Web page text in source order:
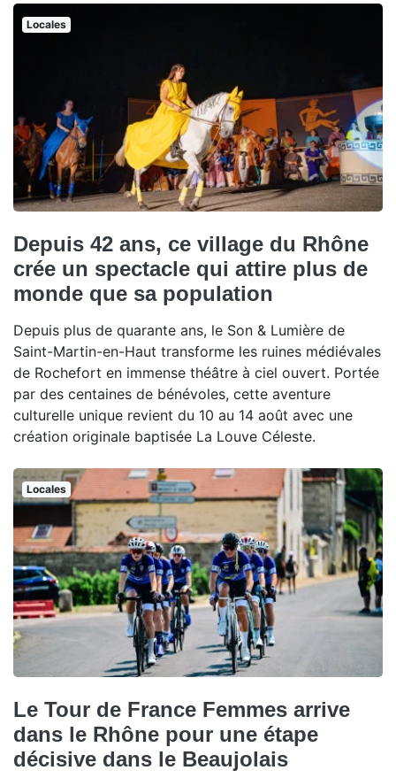
Locales
Depuis 42 ans, ce village du Rhône
crée un spectacle qui attire plus de
monde que sa population
Depuis plus de quarante ans, le Son & Lumière de
Saint-Martin-en-Haut transforme les ruines médiévales
de Rochefort en immense théâtre à ciel ouvert. Portée
par des centaines de bénévoles, cette aventure
culturelle unique revient du 10 au 14 août avec une
création originale baptisée La Louve Céleste.
Locales
Le Tour de France Femmes arrive
dans le Rhône pour une étape
décisive dans le Beaujolais